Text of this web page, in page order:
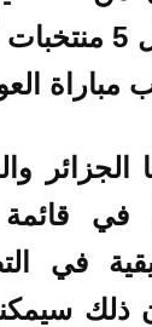
حيث أن أفضل 5
مباراة
الجزائر
في
في
ذلك